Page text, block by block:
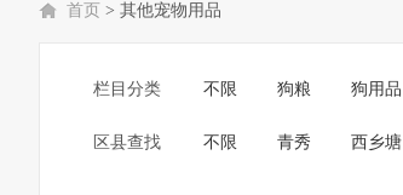
首页 > 其他宠物用品
栏目分类 不限 狗粮 狗用品
区县查找 不限 青秀 西乡塘